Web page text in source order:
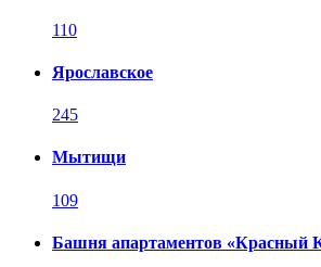
110
Ярославское
245
Мытищи
109
Башня апартаментов «Красный